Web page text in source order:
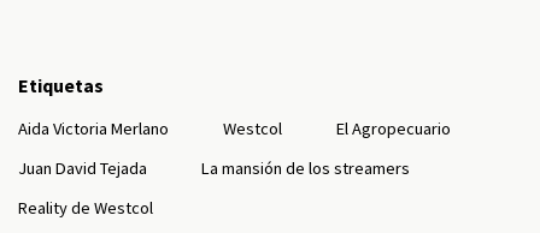
Etiquetas
Aida Victoria Merlano Westcol
El Agropecuario
Juan David Tejada
La mansión de los streamers
Reality de Westcol